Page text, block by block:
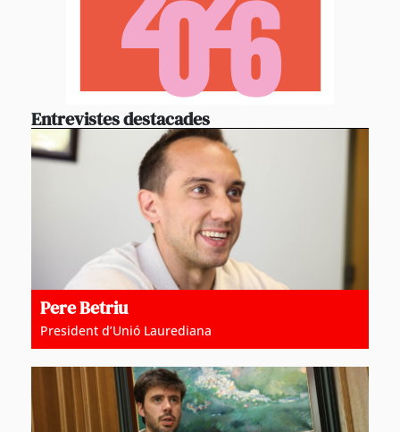
Entrevistes destacades
Pere Betriu
President d’Unió Laurediana